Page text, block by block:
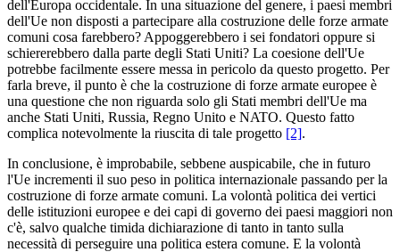
dell'Europa occidentale. In una situazione del genere, i paesi membri
dell'Ue non disposti a partecipare alla costruzione delle forze armate
comuni cosa farebbero? Appoggerebbero i sei fondatori oppure si
schiererebbero dalla parte degli Stati Uniti? La coesione dell'Ue
potrebbe facilmente essere messa in pericolo da questo progetto. Per
farla breve, il punto è che la costruzione di forze armate europee è
una questione che non riguarda solo gli Stati membri dell'Ue ma
anche Stati Uniti, Russia, Regno Unito e NATO. Questo fatto
complica notevolmente la riuscita di tale progetto [2].
In conclusione, è improbabile, sebbene auspicabile, che in futuro
l'Ue incrementi il suo peso in politica internazionale passando per la
costruzione di forze armate comuni. La volontà politica dei vertici
delle istituzioni europee e dei capi di governo dei paesi maggiori non
c'è, salvo qualche timida dichiarazione di tanto in tanto sulla
necessità di perseguire una politica estera comune. E la volontà